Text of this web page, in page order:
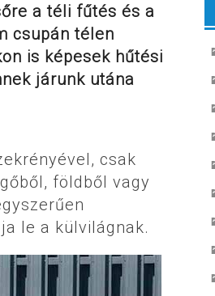
a téli fűtés és a
csupán télen
is képesek hűtési
járunk utána
csak
földből vagy
le a külvilágnak.